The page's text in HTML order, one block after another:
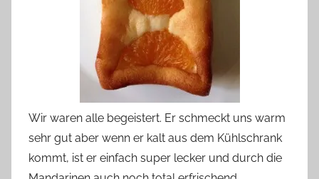
Wir waren alle begeistert. Er schmeckt uns warm
sehr gut aber wenn er kalt aus dem Kühlschrank
kommt, ist er einfach super lecker und durch die